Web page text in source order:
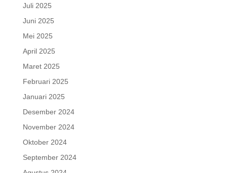
Juli 2025
Juni 2025
Mei 2025
April 2025
Maret 2025
Februari 2025
Januari 2025
Desember 2024
November 2024
Oktober 2024
September 2024